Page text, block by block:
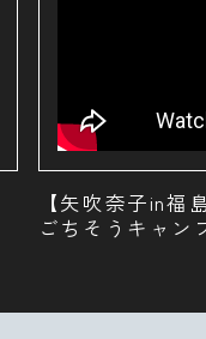
【矢吹奈子in福
ったグルメ〈ロ